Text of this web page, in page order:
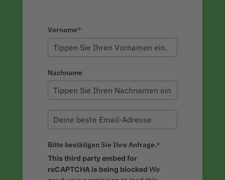
Vorname*
Nachname
Bitte bestätigen Sie Ihre Anfrage.*
This third party embed for
reCAPTCHA is being blocked We